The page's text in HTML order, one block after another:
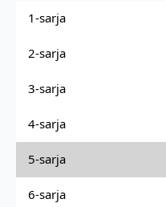
1-sarja
2-sarja
3-sarja
4-sarja
5-sarja
6-sarja